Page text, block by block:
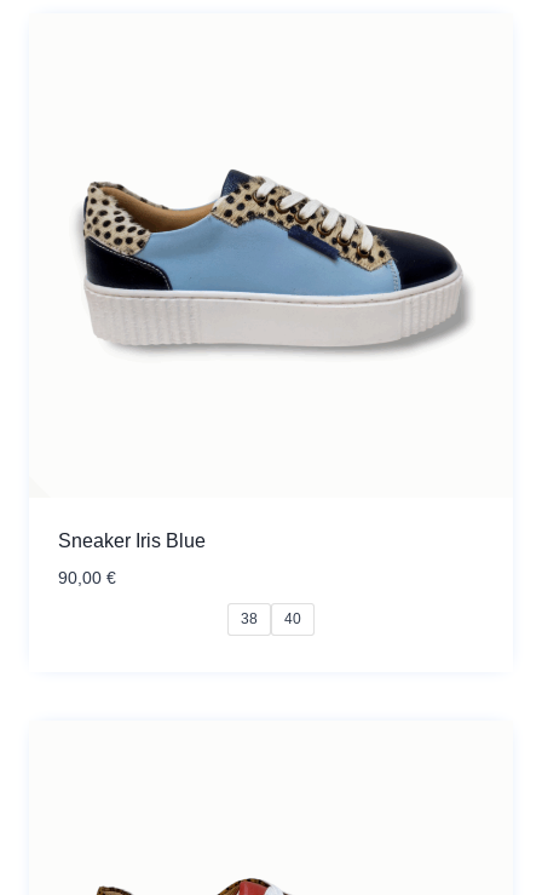
Sneaker Iris Blue
90,00 €
38 40